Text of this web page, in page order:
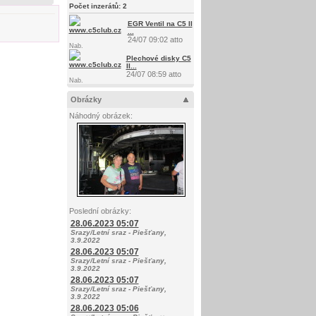
Počet inzerátů: 2
Nab.
EGR Ventil na C5 II
24/07 09:02 atto
Nab.
Plechové disky C5
II...
24/07 08:59 atto
Obrázky
Náhodný obrázek:
Poslední obrázky:
28.06.2023 05:07
Srazy/Letní sraz - Piešťany,
3.9.2022
28.06.2023 05:07
Srazy/Letní sraz - Piešťany,
3.9.2022
28.06.2023 05:07
Srazy/Letní sraz - Piešťany,
3.9.2022
28.06.2023 05:06